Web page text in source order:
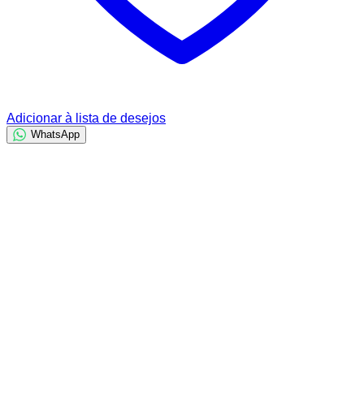
Adicionar à lista de desejos
WhatsApp